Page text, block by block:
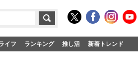
イフ ランキング 推し活 新着トレンド